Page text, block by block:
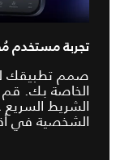
تجربة
صمم تطبيقك
الخاصة بك.
الشريط
الشخصية في